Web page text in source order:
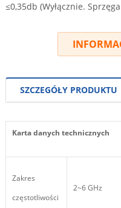
≤0,35db (Wyłącznie.
SZCZEGÓŁY PRODUKTU
Karta danych technicznych
Zakres
częstotliwości
2~6 GHz